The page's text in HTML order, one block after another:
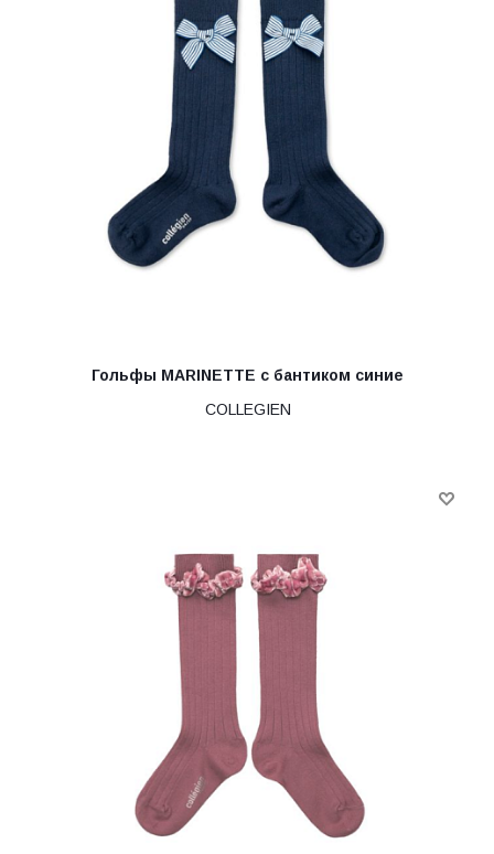
Гольфы MARINETTE с бантиком синие
COLLEGIEN